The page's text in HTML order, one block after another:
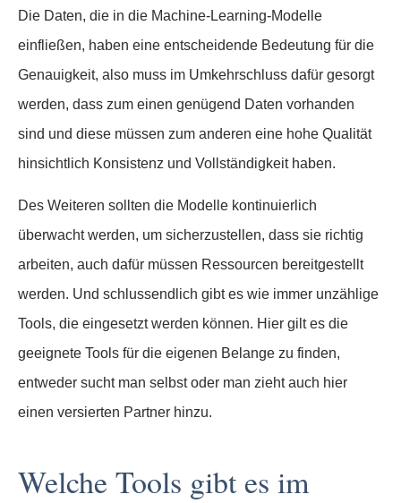
Die Daten, die in die Machine-Learning-Modelle
einfließen, haben eine entscheidende Bedeutung für die
Genauigkeit, also muss im Umkehrschluss dafür gesorgt
werden, dass zum einen genügend Daten vorhanden
sind und diese müssen zum anderen eine hohe Qualität
hinsichtlich Konsistenz und Vollständigkeit haben.
Des Weiteren sollten die Modelle kontinuierlich
überwacht werden, um sicherzustellen, dass sie richtig
arbeiten, auch dafür müssen Ressourcen bereitgestellt
werden. Und schlussendlich gibt es wie immer unzählige
Tools, die eingesetzt werden können. Hier gilt es die
geeignete Tools für die eigenen Belange zu finden,
entweder sucht man selbst oder man zieht auch hier
einen versierten Partner hinzu.
Welche Tools gibt es im